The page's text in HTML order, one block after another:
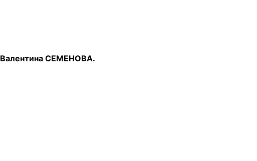
Валентина СЕМЕНОВА.